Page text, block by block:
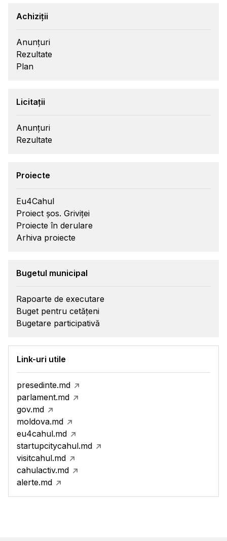
Achiziții
Anunțuri
Rezultate
Plan
Licitații
Anunțuri
Rezultate
Proiecte
Eu4Cahul
Proiect șos. Griviței
Proiecte în derulare
Arhiva proiecte
Bugetul municipal
Rapoarte de executare
Buget pentru cetățeni
Bugetare participativă
Link-uri utile
presedinte.md
parlament.md
gov.md
moldova.md
eu4cahul.md
startupcitycahul.md
visitcahul.md
cahulactiv.md
alerte.md